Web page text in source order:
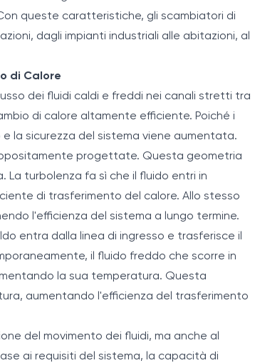
queste caratteristiche, gli scambiatori di
dagli impianti industriali alle abitazioni, al
di Calore
dei fluidi caldi e freddi nei canali stretti tra
di calore altamente efficiente. Poiché i
la sicurezza del sistema viene aumentata.
progettate. Questa geometria
La turbolenza fa sì che il fluido entri in
di trasferimento del calore. Allo stesso
l'efficienza del sistema a lungo termine.
entra dalla linea di ingresso e trasferisce il
il fluido freddo che scorre in
la sua temperatura. Questa
aumentando l'efficienza del trasferimento
del movimento dei fluidi, ma anche al
ai requisiti del sistema, la capacità di